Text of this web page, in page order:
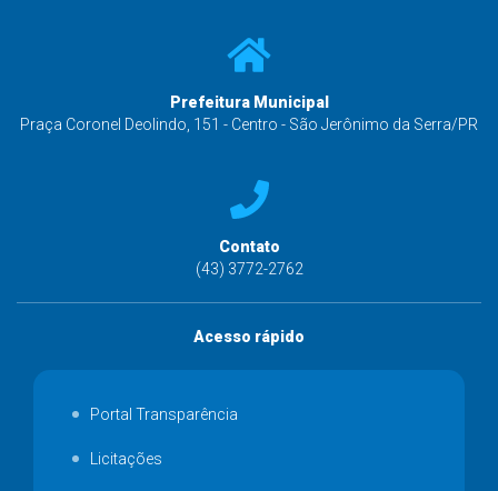
Prefeitura Municipal
Praça Coronel Deolindo, 151 - Centro - São Jerônimo da Serra/PR
Contato
(43) 3772-2762
Acesso rápido
Portal Transparência
Licitações